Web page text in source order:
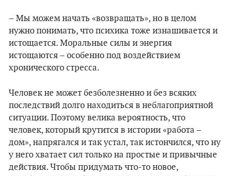
– Мы можем начать «возвращать», но в целом
нужно понимать, что психика тоже изнашивается и
истощается. Моральные силы и энергия
истощаются – особенно под воздействием
хронического стресса.
Человек не может безболезненно и без всяких
последствий долго находиться в неблагоприятной
ситуации. Поэтому велика вероятность, что
человек, который крутится в истории «работа –
дом», напрягался и так устал, так истончился, что ну
у него хватает сил только на простые и привычные
действия. Чтобы придумать что-то новое,